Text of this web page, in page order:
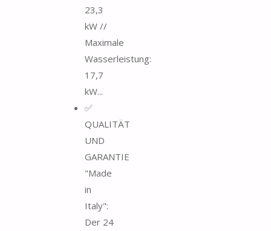
23,3
kW //
Maximale
Wasserleistung:
17,7
kW...
✅
QUALITÄT
UND
GARANTIE
"Made
in
Italy":
Der 24